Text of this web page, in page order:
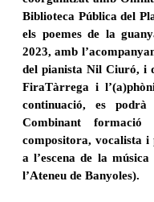
Biblioteca Pública del
els poemes de la
2023, amb
del pianista Nil Ciuró, i
FiraTàrrega i
continuació, es
Combinant
compositora, vocalista i
a l’escena de la
l’Ateneu de Banyoles).